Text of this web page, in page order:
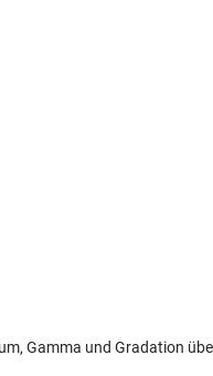
Gamma und Gradation